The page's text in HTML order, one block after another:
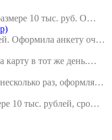
10 тыс. руб. О…
Оформила анкету оч…
карту в тот же день.…
раз, оформля…
10 тыс. рублей, сро…